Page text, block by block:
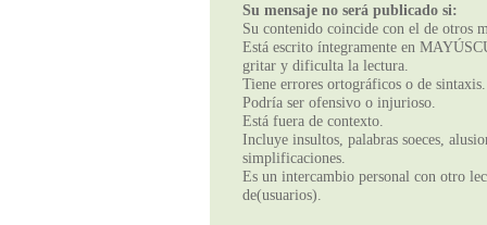
Su mensaje no será publicado si:
Su contenido coincide con el de otros
Está escrito íntegramente en
gritar y dificulta la lectura.
Tiene errores ortográficos o de sintaxis.
Podría ser ofensivo o injurioso.
Está fuera de contexto.
Incluye insultos, palabras soeces,
simplificaciones.
Es un intercambio personal con otro
de(usuarios).